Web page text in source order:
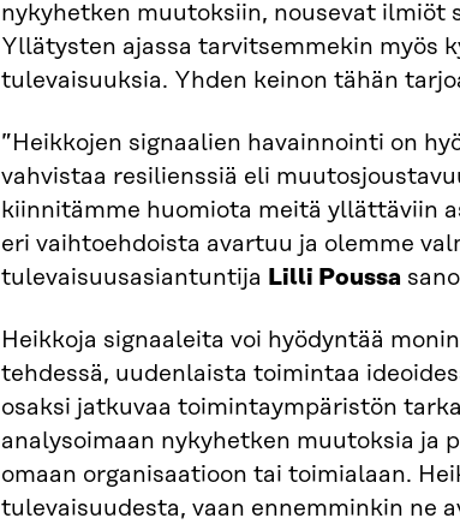
nykyhetken muutoksiin, nousevat ilmiöt
Yllätysten ajassa tarvitsemmekin myös
tulevaisuuksia. Yhden keinon tähän
”Heikkojen signaalien havainnointi on
vahvistaa resilienssiä eli
kiinnitämme huomiota meitä yllättäviin
eri vaihtoehdoista avartuu ja olemme
tulevaisuusasiantuntija Lilli Poussa
Heikkoja signaaleita voi hyödyntää
tehdessä, uudenlaista toimintaa
osaksi jatkuvaa toimintaympäristön
analysoimaan nykyhetken muutoksia ja
omaan organisaatioon tai toimialaan.
tulevaisuudesta, vaan ennemminkin ne